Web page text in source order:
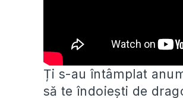
Ți s-au întâmplat
să te îndoiești de